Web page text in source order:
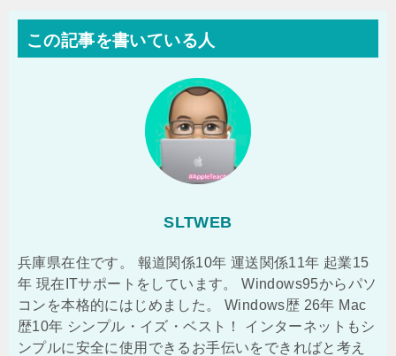
この記事を書いている人
SLTWEB
兵庫県在住です。 報道関係10年 運送関係11年 起業15
年 現在ITサポートをしています。 Windows95からパソ
コンを本格的にはじめました。 Windows歴 26年 Mac
歴10年 シンプル・イズ・ベスト！ インターネットもシ
ンプルに安全に使用できるお手伝いをできればと考え